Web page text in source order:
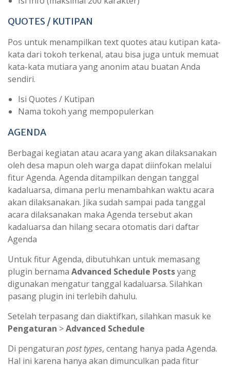
QUOTES / KUTIPAN
Pos untuk menampilkan text quotes atau kutipan kata-
kata dari tokoh terkenal, atau bisa juga untuk memuat
kata-kata mutiara yang anonim atau buatan Anda
sendiri.
Isi Quotes / Kutipan
Nama tokoh yang mempopulerkan
AGENDA
Berbagai kegiatan atau acara yang akan dilaksanakan
oleh desa mapun oleh warga dapat diinfokan melalui
fitur Agenda. Agenda ditampilkan dengan tanggal
kadaluarsa, dimana perlu menambahkan waktu acara
akan dilaksanakan. Jika sudah sampai pada tanggal
acara dilaksanakan maka Agenda tersebut akan
kadaluarsa dan hilang secara otomatis dari daftar
Agenda
Untuk fitur Agenda, dibutuhkan untuk memasang
plugin bernama Advanced Schedule Postsyang
digunakan mengatur tanggal kadaluarsa. Silahkan
pasang plugin ini terlebih dahulu.
Setelah terpasang dan diaktifkan, silahkan masuk ke
Pengaturan >Advanced Schedule
Di pengaturan post types, centang hanya pada Agenda.
Hal ini karena hanya akan dimunculkan pada fitur